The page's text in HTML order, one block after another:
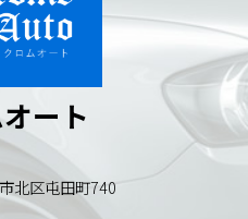
ート
北区屯田町740